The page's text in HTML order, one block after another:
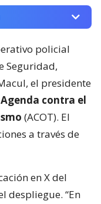
policial
Seguridad,
el presidente
Agenda contra el
(ACOT). El
a través de
en X del
despliegue. “En